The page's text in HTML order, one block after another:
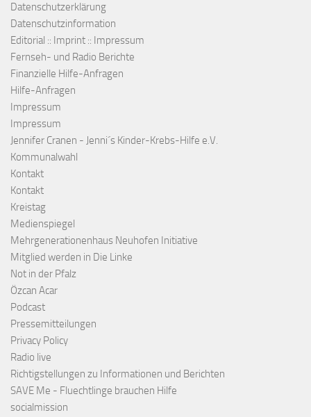
Datenschutzerklärung
Datenschutzinformation
Editorial :: Imprint :: Impressum
Fernseh- und Radio Berichte
Finanzielle Hilfe-Anfragen
Hilfe-Anfragen
Impressum
Impressum
Jennifer Cranen - Jenni´s Kinder-Krebs-Hilfe e.V.
Kommunalwahl
Kontakt
Kontakt
Kreistag
Medienspiegel
Mehrgenerationenhaus Neuhofen Initiative
Mitglied werden in Die Linke
Not in der Pfalz
Özcan Acar
Podcast
Pressemitteilungen
Privacy Policy
Radio live
Richtigstellungen zu Informationen und Berichten
SAVE Me - Fluechtlinge brauchen Hilfe
socialmission